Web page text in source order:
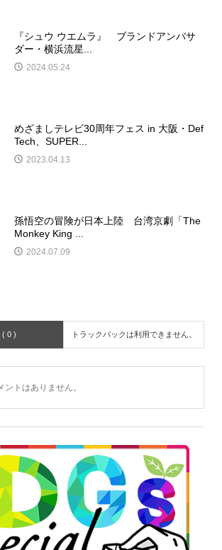
『シュウ ウエムラ』 ブランドアンバサ
ダー・横浜流星...
2024.05.24
めざましテレビ30周年フェス in 大阪・Def
Tech、SUPER...
2023.04.13
孫悟空の冒険が日本上陸 台湾京劇「The
Monkey King ...
2024.07.09
( 0 ) トラックバックは利用できません。
ントはありません。